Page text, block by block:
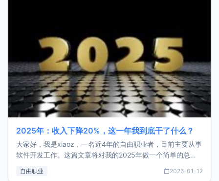
2025年：收入下降20%，这一年我到底干了什么？
大家好，我是xiaoz，一名近4年的自由职业者，目前主要从事
软件开发工作。这篇文章将对我的2025年做一个简单的总
收入下降20%，但却过得很充实，2026年不求突破，但求保
自由职业 2026-01-12